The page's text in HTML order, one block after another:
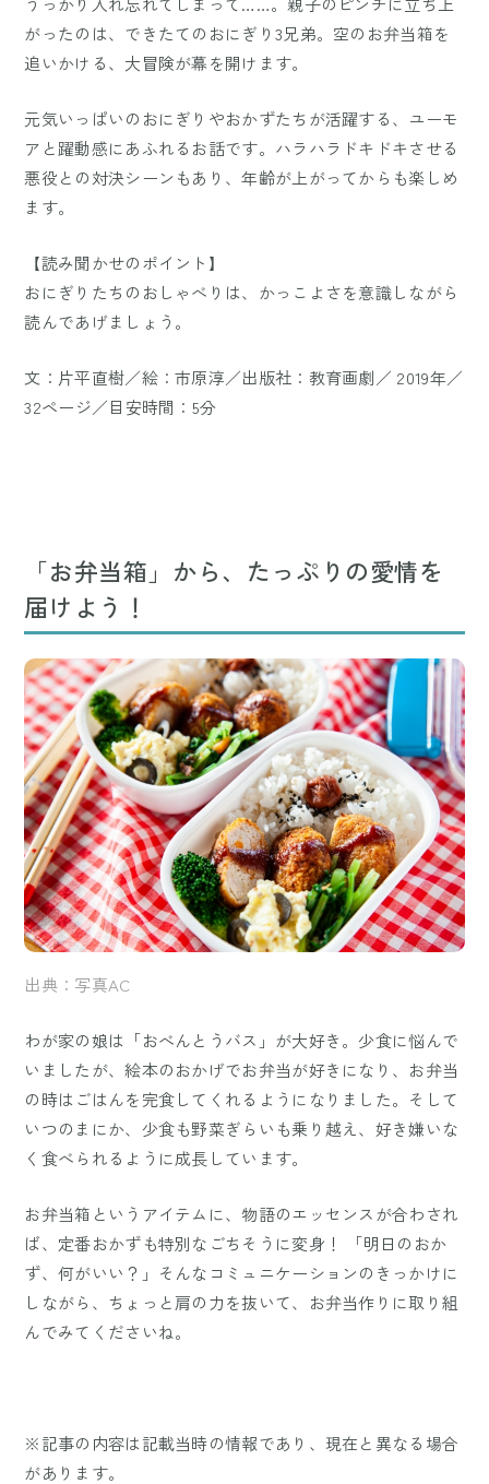
がったのは、できたてのおにぎり3兄弟。空のお弁当箱を
追いかける、大冒険が幕を開けます。
元気いっぱいのおにぎりやおかずたちが活躍する、ユーモ
アと躍動感にあふれるお話です。ハラハラドキドキさせる
悪役との対決シーンもあり、年齢が上がってからも楽しめ
ます。
【読み聞かせのポイント】
おにぎりたちのおしゃべりは、かっこよさを意識しながら
読んであげましょう。
文：片平直樹／絵：市原淳／出版社：教育画劇／ 2019年／
32ページ／目安時間：5分
「お弁当箱」から、たっぷりの愛情を
届けよう！
出典：写真AC
わが家の娘は「おべんとうバス」が大好き。少食に悩んで
いましたが、絵本のおかげでお弁当が好きになり、お弁当
の時はごはんを完食してくれるようになりました。そして
いつのまにか、少食も野菜ぎらいも乗り越え、好き嫌いな
く食べられるように成長しています。
お弁当箱というアイテムに、物語のエッセンスが合わされ
ば、定番おかずも特別なごちそうに変身！ 「明日のおか
ず、何がいい？」そんなコミュニケーションのきっかけに
しながら、ちょっと肩の力を抜いて、お弁当作りに取り組
んでみてくださいね。
※記事の内容は記載当時の情報であり、現在と異なる場合
があります。